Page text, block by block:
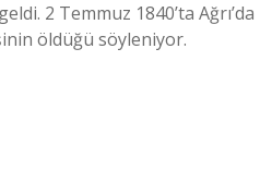
2 Temmuz 1840’ta Ağrı’da
öldüğü söyleniyor.